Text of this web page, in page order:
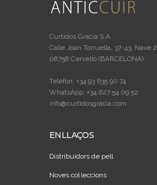
Curtidos Gracia S.A
Calle Joan Torruella, 37-43, Nave 2
08758 Cervelló (BARCELONA)
Telèfon: +34 93 635 90 74
WhatsApp: +34 627 54 09 52
info@curtidosgracia.com
ENLLAÇOS
Distribuïdors de pell
Noves col·leccions